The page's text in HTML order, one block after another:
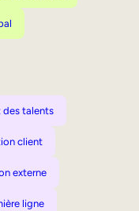
des talents
client
externe
ligne